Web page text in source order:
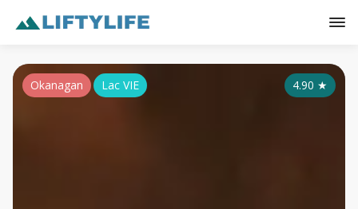
4.90 ★
Okanagan Lac VIE